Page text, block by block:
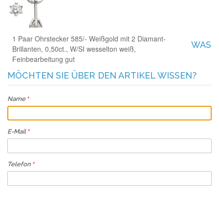
1 Paar Ohrstecker 585/- Weißgold mit 2 Diamant-
Brillanten, 0,50ct., W/SI wesselton weiß,
Feinbearbeitung gut
WAS
MÖCHTEN SIE ÜBER DEN ARTIKEL WISSEN?
Name
E-Mail
Telefon